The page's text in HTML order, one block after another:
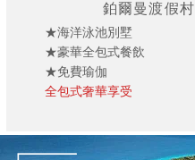
鉑爾曼渡假村
★海洋泳池別墅
★豪華全包式餐飲
★免費瑜伽
全包式奢華享受